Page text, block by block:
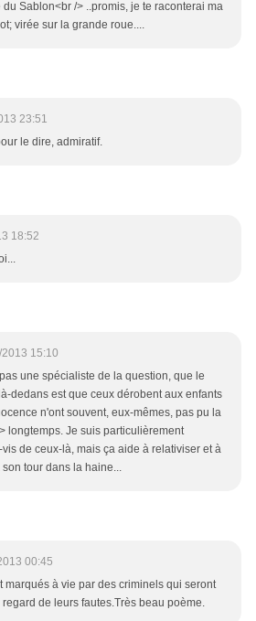
Sablon<br /> ..promis, je te raconterai ma
virée sur la grande roue....
23:51
le dire, admiratif.
18:52
15:10
une spécialiste de la question, que le
dedans est que ceux dérobent aux enfants
n'ont souvent, eux-mêmes, pas pu la
longtemps. Je suis particulièrement
de ceux-là, mais ça aide à relativiser et à
tour dans la haine...
00:45
marqués à vie par des criminels qui seront
de leurs fautes.Très beau poème.